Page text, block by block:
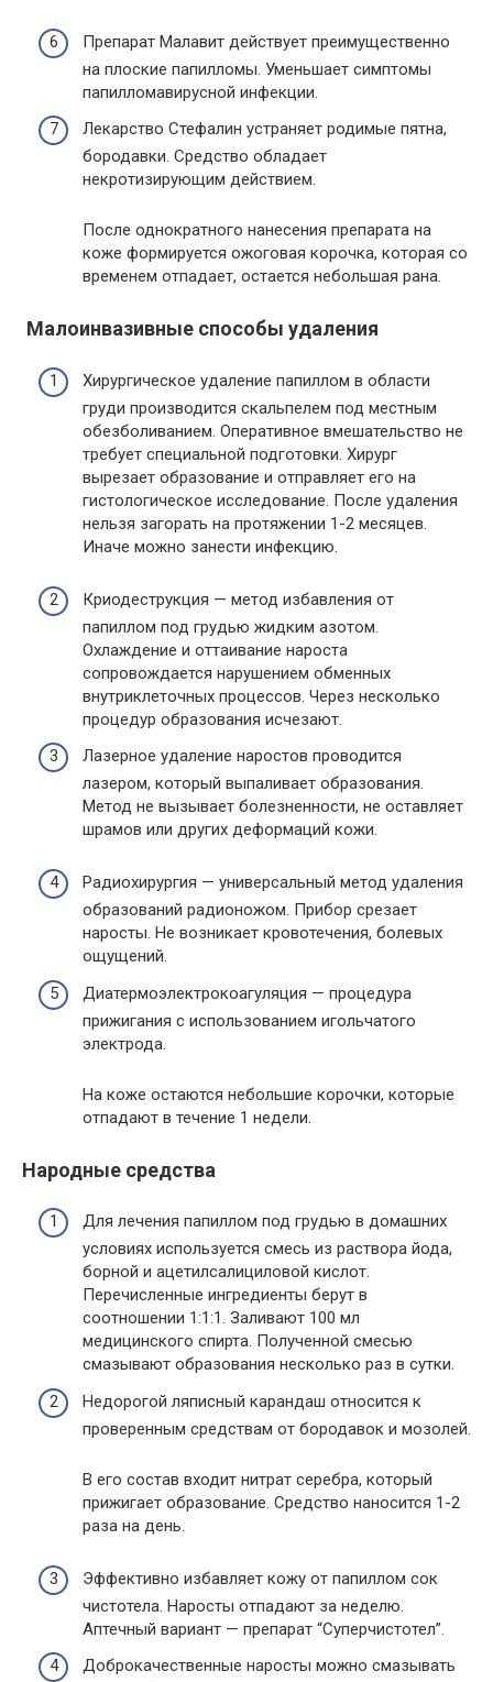
Препарат Малавит действует преимущественно
на плоские папилломы. Уменьшает симптомы
папилломавирусной инфекции.
Лекарство Стефалин устраняет родимые пятна,
бородавки. Средство обладает
некротизирующим действием.
После однократного нанесения препарата на
коже формируется ожоговая корочка, которая со
временем отпадает, остается небольшая рана.
Малоинвазивные способы удаления
Хирургическое удаление папиллом в области
груди производится скальпелем под местным
обезболиванием. Оперативное вмешательство не
требует специальной подготовки. Хирург
вырезает образование и отправляет его на
гистологическое исследование. После удаления
нельзя загорать на протяжении 1-2 месяцев.
Иначе можно занести инфекцию.
Криодеструкция — метод избавления от
папиллом под грудью жидким азотом.
Охлаждение и оттаивание нароста
сопровождается нарушением обменных
внутриклеточных процессов. Через несколько
процедур образования исчезают.
Лазерное удаление наростов проводится
лазером, который выпаливает образования.
Метод не вызывает болезненности, не оставляет
шрамов или других деформаций кожи.
Радиохирургия — универсальный метод удаления
образований радионожом. Прибор срезает
наросты. Не возникает кровотечения, болевых
ощущений.
Диатермоэлектрокоагуляция — процедура
прижигания с использованием игольчатого
электрода.
На коже остаются небольшие корочки, которые
отпадают в течение 1 недели.
Народные средства
Для лечения папиллом под грудью в домашних
условиях используется смесь из раствора йода,
борной и ацетилсалициловой кислот.
Перечисленные ингредиенты берут в
соотношении 1:1:1. Заливают 100 мл
медицинского спирта. Полученной смесью
смазывают образования несколько раз в сутки.
Недорогой ляписный карандаш относится к
проверенным средствам от бородавок и мозолей.
В его состав входит нитрат серебра, который
прижигает образование. Средство наносится 1-2
раза на день.
Эффективно избавляет кожу от папиллом сок
чистотела. Наросты отпадают за неделю.
Аптечный вариант — препарат “Суперчистотел”.
Доброкачественные наросты можно смазывать